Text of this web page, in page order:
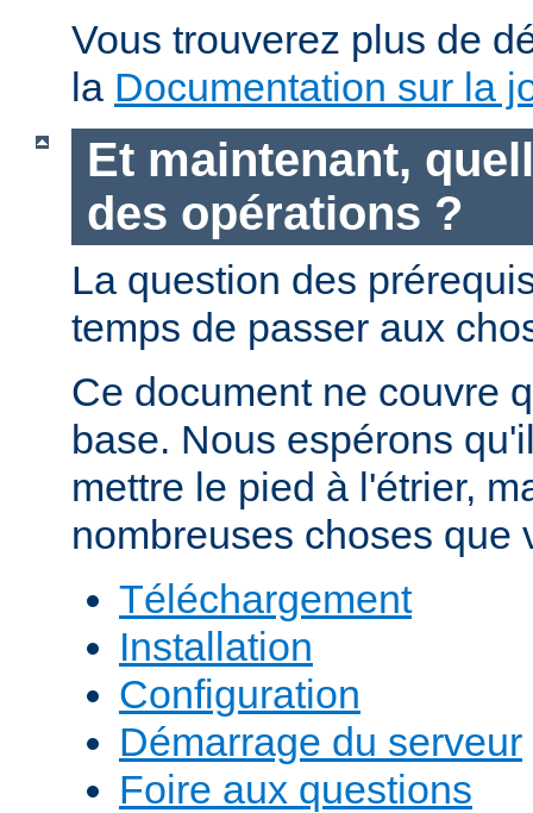
Vous trouverez plus de
la Documentation sur la
Et maintenant,
des opérations ?
La question des
temps de passer aux
Ce document ne couvre
base. Nous espérons
mettre le pied à l'étrier,
nombreuses choses que
Téléchargement
Installation
Configuration
Démarrage du serveur
Foire aux questions